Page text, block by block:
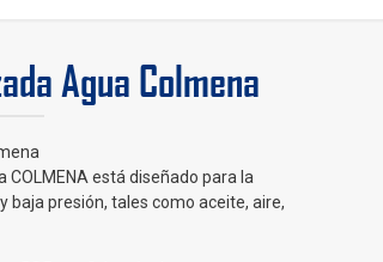
Agua Colmena
COLMENA está diseñado para la
baja presión, tales como aceite, aire,